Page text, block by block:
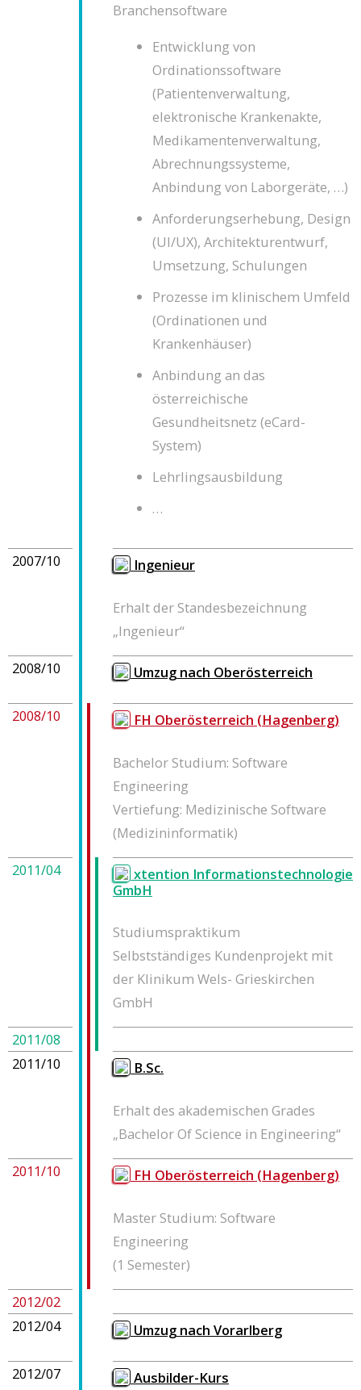
Branchensoftware
Entwicklung von
Ordinationssoftware
(Patientenverwaltung,
elektronische Krankenakte,
Medikamentenverwaltung,
Abrechnungssysteme,
Anbindung von Laborgeräte, …)
Anforderungserhebung, Design
(UI/UX), Architekturentwurf,
Umsetzung, Schulungen
Prozesse im klinischem Umfeld
(Ordinationen und
Krankenhäuser)
Anbindung an das
österreichische
Gesundheitsnetz (eCard-
System)
Lehrlingsausbildung
…
2007/10 Ingenieur
Erhalt der Standesbezeichnung
„Ingenieur“
2008/10
Umzug nach Oberösterreich
2008/10 FH Oberösterreich (Hagenberg)
Bachelor Studium: Software
Engineering
Vertiefung: Medizinische Software
(Medizininformatik)
2011/04
xtention Informationstechnologie
GmbH
Studiumspraktikum
Selbstständiges Kundenprojekt mit
der Klinikum Wels- Grieskirchen
GmbH
2011/08
2011/10
B.Sc.
Erhalt des akademischen Grades
„Bachelor Of Science in Engineering“
2011/10
FH Oberösterreich (Hagenberg)
Master Studium: Software
Engineering
(1 Semester)
2012/02
2012/04
Umzug nach Vorarlberg
2012/07 Ausbilder-Kurs